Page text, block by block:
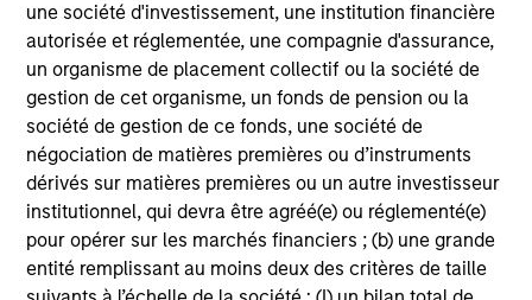
une société d'investissement, une institution financière
autorisée et réglementée, une compagnie d'assurance,
un organisme de placement collectif ou la société de
gestion de cet organisme, un fonds de pension ou la
société de gestion de ce fonds, une société de
négociation de matières premières ou d’instruments
dérivés sur matières premières ou un autre investisseur
institutionnel, qui devra être agréé(e) ou réglementé(e)
pour opérer sur les marchés financiers ; (b) une grande
entité remplissant au moins deux des critères de taille
Please refer to the strategy detail page for important
information on the strategy, including additional risk
considerations.